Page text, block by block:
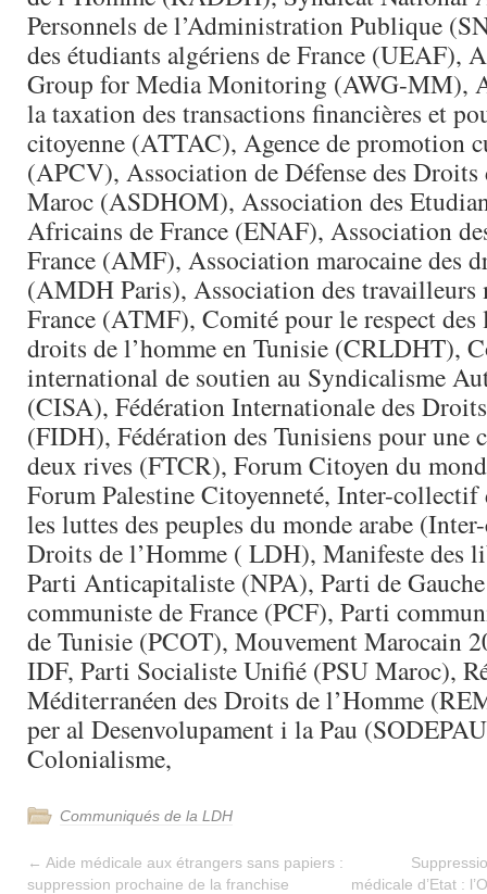
Personnels de l’Administration Publique
des étudiants algériens de France (UEAF),
Group for Media Monitoring (AWG-MM),
la taxation des transactions financières et
citoyenne (ATTAC), Agence de promotion
(APCV), Association de Défense des Droits
Maroc (ASDHOM), Association des
Africains de France (ENAF), Association
France (AMF), Association marocaine des
(AMDH Paris), Association des travailleurs
France (ATMF), Comité pour le respect des
droits de l’homme en Tunisie (CRLDHT),
international de soutien au Syndicalisme
(CISA), Fédération Internationale des
(FIDH), Fédération des Tunisiens pour une
deux rives (FTCR), Forum Citoyen du
Forum Palestine Citoyenneté, Inter-collectif
les luttes des peuples du monde arabe
Droits de l’Homme ( LDH), Manifeste des
Parti Anticapitaliste (NPA), Parti de
communiste de France (PCF), Parti
de Tunisie (PCOT), Mouvement Marocain
IDF, Parti Socialiste Unifié (PSU Maroc),
Méditerranéen des Droits de l’Homme
per al Desenvolupament i la Pau
Colonialisme,
Communiqués de la LDH
← Aide médicale aux étrangers sans papiers :
suppression prochaine de la franchise
médicale d’Etat :